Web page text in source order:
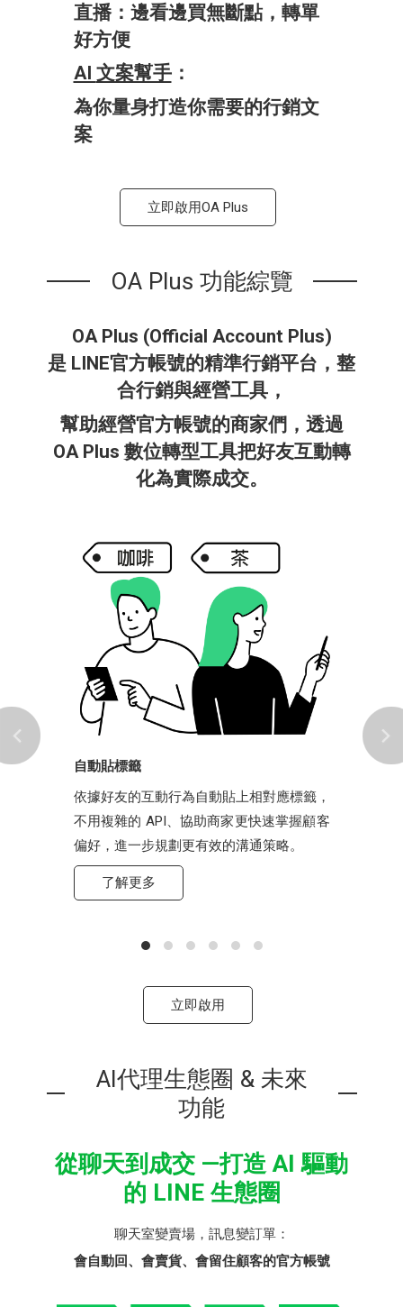
直​播：邊看​邊買無​斷點，​轉單​
好​方​便​
AI 文案​幫手：
​為​你​量身​打造​你​需要​的​行銷​文
案​
立即啟用OA Plus
OA Plus 功能綜覽
OA Plus (Official Account Plus)
是 LINE官方帳號的精準行銷平台，整
合行銷與經營工具，
幫助經營官方帳號的商家們，透過
OA Plus 數位轉型工具把好友互動轉
化為實際成交。
自動貼標籤
依據好友的互動行為自動貼上相對應標籤，
不用複雜的 API、協助商家更快速掌握顧客
偏好，進一步規劃更有效的溝通策略。
了解更多
立即啟用
AI代理生態圈 & 未來
功能
從聊天到成交 —打造 AI 驅動
的 LINE 生態圈
聊天室變賣場，訊息變訂單：
會自動回、會賣貨、會留住顧客的官方帳號